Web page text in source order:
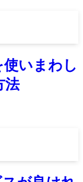
使いまわし
法